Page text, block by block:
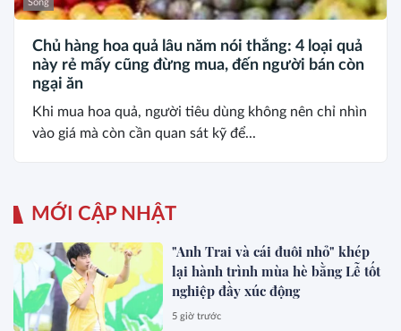
Sống
Chủ hàng hoa quả lâu năm nói thẳng: 4 loại quả
này rẻ mấy cũng đừng mua, đến người bán còn
ngại ăn
Khi mua hoa quả, người tiêu dùng không nên chỉ nhìn
vào giá mà còn cần quan sát kỹ để...
MỚI CẬP NHẬT
"Anh Trai và cái đuôi nhỏ" khép
lại hành trình mùa hè bằng Lễ tốt
nghiệp đầy xúc động
5 giờ trước